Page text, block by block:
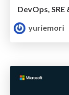
yuriemori